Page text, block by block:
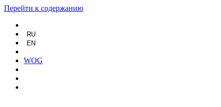
Перейти к содержанию
RU
EN
WOG